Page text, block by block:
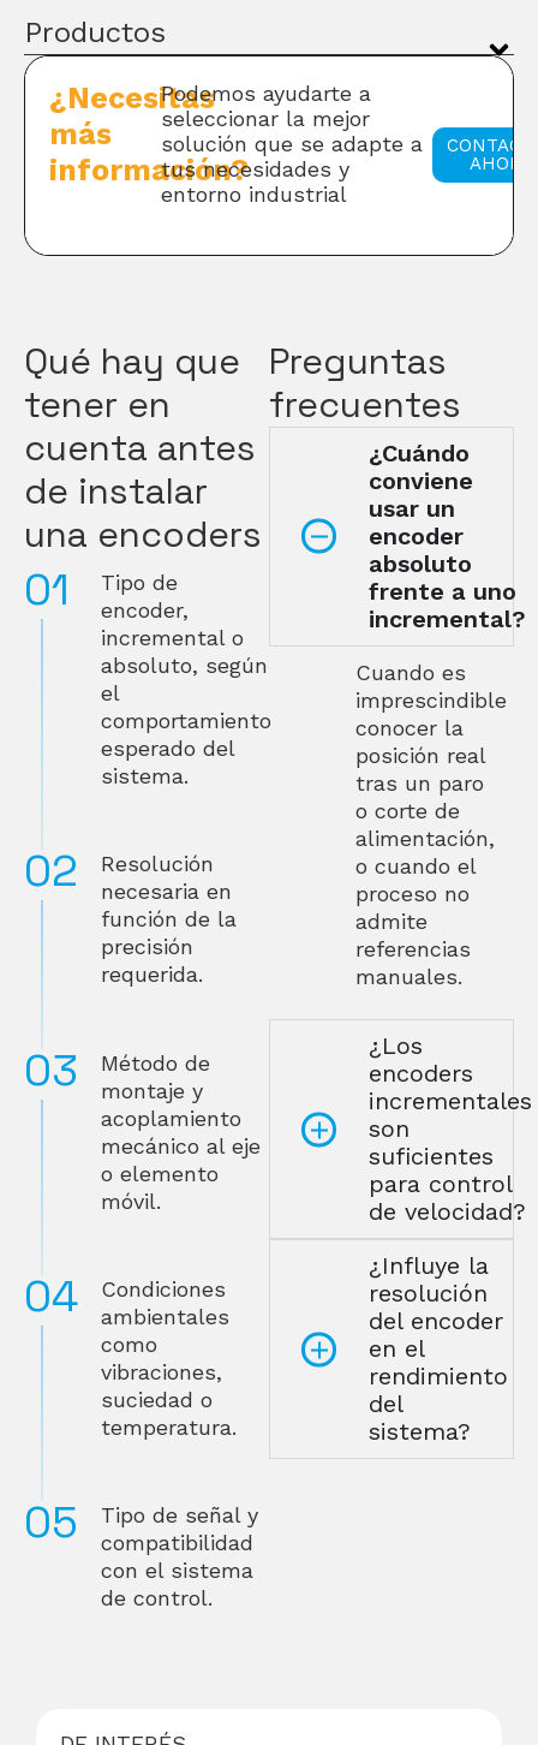
Productos
¿Necesitas
más
información?
Podemos ayudarte a
seleccionar la mejor
solución que se adapte a
tus necesidades y
entorno industrial
AHORA
Qué hay que
tener en
cuenta antes
de instalar
una encoders
Tipo de
encoder,
incremental o
absoluto, según
el
comportamiento
esperado del
sistema.
Resolución
necesaria en
función de la
precisión
requerida.
Método de
montaje y
acoplamiento
mecánico al eje
o elemento
móvil.
Condiciones
ambientales
como
vibraciones,
suciedad o
temperatura.
Tipo de señal y
compatibilidad
con el sistema
de control.
Preguntas
frecuentes
¿Cuándo
conviene
usar un
encoder
absoluto
frente a uno
incremental?
Cuando es
imprescindible
conocer la
posición real
tras un paro
o corte de
alimentación,
o cuando el
proceso no
admite
referencias
manuales.
¿Los
encoders
incrementales
son
suficientes
para control
de velocidad?
¿Influye la
resolución
del encoder
en el
rendimiento
del
sistema?